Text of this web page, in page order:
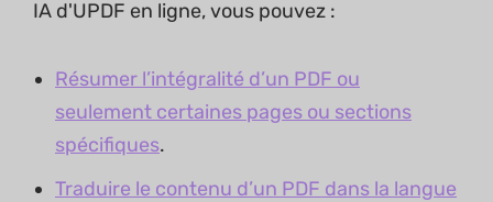
IA d'UPDF en ligne, vous pouvez :
Résumer l’intégralité d’un PDF ou
seulement certaines pages ou sections
spécifiques.
Traduire le contenu d’un PDF dans la langue